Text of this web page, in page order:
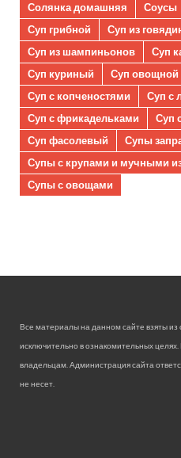
Солянка домашняя
Соусы
Суп грибной
Суп из
Суп из шампиньонов
Суп
Суп куриный
Суп овощной
Суп с копченостями
Суп с
Суп с фрикадельками
Суп
Суп фасолевый
Супы
Супы с крупами и мучными
Супы с овощами
Все материалы на данном сайте взяты из
исключительно в ознакомительных
владельцам. Администрация сайта
не несет.